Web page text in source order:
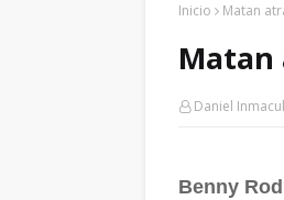
Inicio Matan
Matan
Daniel
Benny